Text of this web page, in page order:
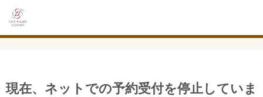
現在、ネットでの予約受付を停止していま